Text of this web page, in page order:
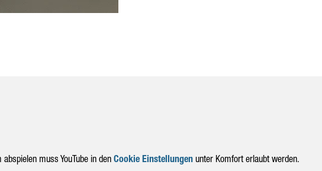
muss YouTube in den Cookie Einstellungenunter Komfort erlaubt werden.